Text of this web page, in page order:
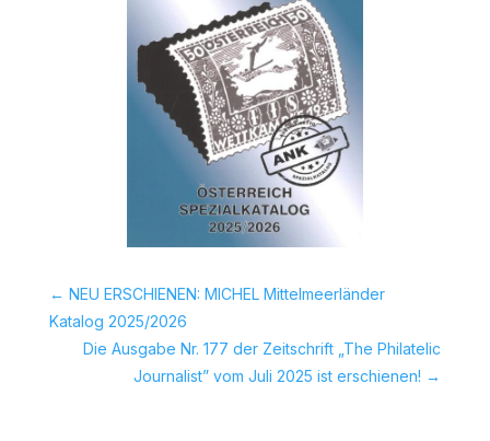
← NEU ERSCHIENEN: MICHEL Mittelmeerländer
Katalog 2025/2026
Die Ausgabe Nr. 177 der Zeitschrift „The Philatelic
Journalist” vom Juli 2025 ist erschienen! →